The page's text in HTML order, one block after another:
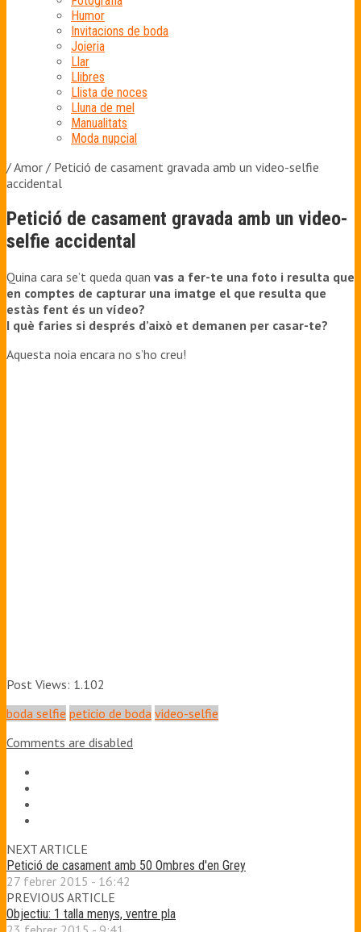
Humor
Invitacions de boda
Joieria
Llar
Llibres
Llista de noces
Lluna de mel
Manualitats
Moda nupcial
/ Amor / Petició de casament gravada amb un video-selfie
accidental
Petició de casament gravada amb un video-
selfie accidental
Quina cara se’t queda quan vas a fer-te una foto i resulta que
en comptes de capturar una imatge el que resulta que
estàs fent és un vídeo?
I què faries si després d’això et demanen per casar-te?
Aquesta noia encara no s’ho creu!
Post Views: 1.102
boda selfie peticio de boda video-selfie
Comments are disabled
NEXT ARTICLE
Petició de casament amb 50 Ombres d'en Grey
27 febrer 2015 - 16:42
PREVIOUS ARTICLE
Objectiu: 1 talla menys, ventre pla